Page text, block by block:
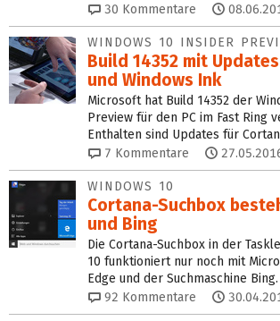
30 Kommentare
WINDOWS 10 INSIDER
Build 14352 mit
und Windows Ink
Microsoft hat Build 14352 der
Preview für den PC im Fast Ring
Enthalten sind Updates für
7 Kommentare
WINDOWS 10
Cortana-Suchbox
und Bing
Die Cortana-Suchbox in der
10 funktioniert nur noch mit
Edge und der Suchmaschine Bing.
92 Kommentare